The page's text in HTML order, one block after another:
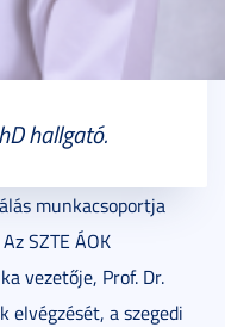
hallgató.
munkacsoportja
SZTE ÁOK
vezetője, Prof. Dr.
elvégzését, a szegedi